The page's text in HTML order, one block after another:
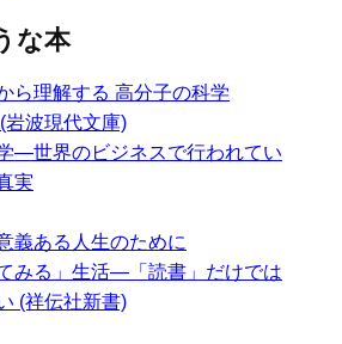
な本
ら理解する 高分子の科学
岩波現代文庫)
―世界のビジネスで行われてい
実
義ある人生のために
みる」生活―「読書」だけでは
(祥伝社新書)